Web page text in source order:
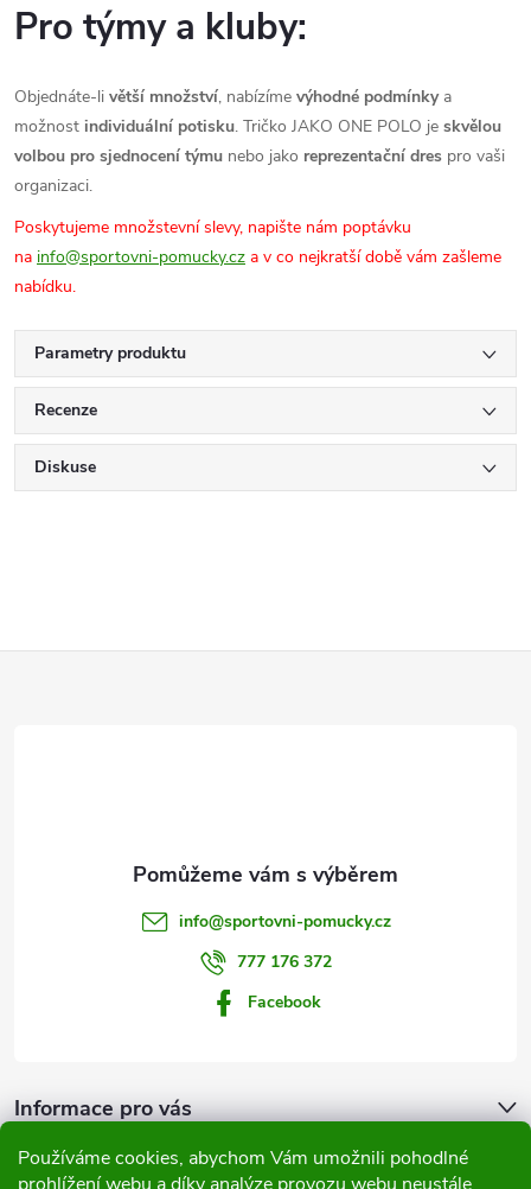
Používáme cookies, abychom Vám umožnili pohodlné
Pro týmy a kluby:
Objednáte-li větší množství, nabízíme výhodné podmínkya
možnost individuální potisku. Tričko JAKO ONE POLO je skvělou
volbou pro sjednocení týmu nebo jako reprezentační dres pro vaši
organizaci.
Poskytujeme množstevní slevy, napište nám poptávku
na info@sportovni-pomucky.cz a v co nejkratší době vám zašleme
nabídku.
Parametry produktu
Recenze
Diskuse
info@sportovni-pomucky.cz
777 176 372
Facebook
Informace pro vás
Přijímáme online platby